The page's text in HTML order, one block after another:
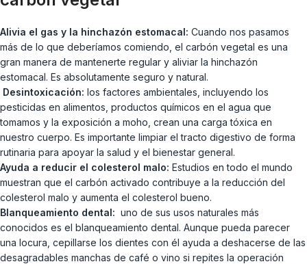
Alivia el gas y la hinchazón estomacal: Cuando nos pasamos
más de lo que deberíamos comiendo, el carbón vegetal es una
gran manera de mantenerte regular y aliviar la hinchazón
estomacal. Es absolutamente seguro y natural.
Desintoxicación: los factores ambientales, incluyendo los
pesticidas en alimentos, productos químicos en el agua que
tomamos y la exposición a moho, crean una carga tóxica en
nuestro cuerpo. Es importante limpiar el tracto digestivo de forma
rutinaria para apoyar la salud y el bienestar general.
Ayuda a reducir el colesterol malo: Estudios en todo el mundo
muestran que el carbón activado contribuye a la reducción del
colesterol malo y aumenta el colesterol bueno.
Blanqueamiento dental: uno de sus usos naturales más
conocidos es el blanqueamiento dental. Aunque pueda parecer
una locura, cepillarse los dientes con él ayuda a deshacerse de las
desagradables manchas de café o vino si repites la operación